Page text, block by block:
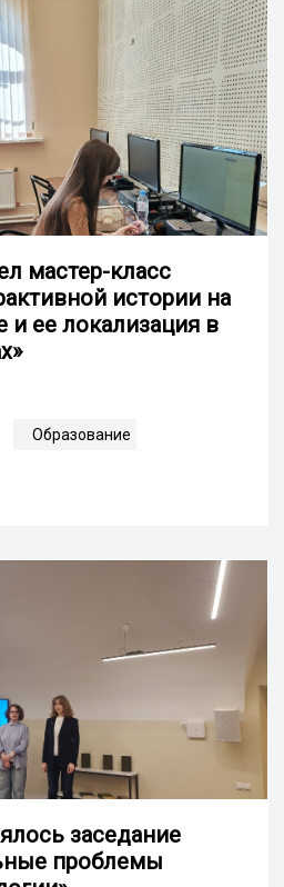
мастер-класс
истории на
и ее локализация в
Образование
заседание
проблемы